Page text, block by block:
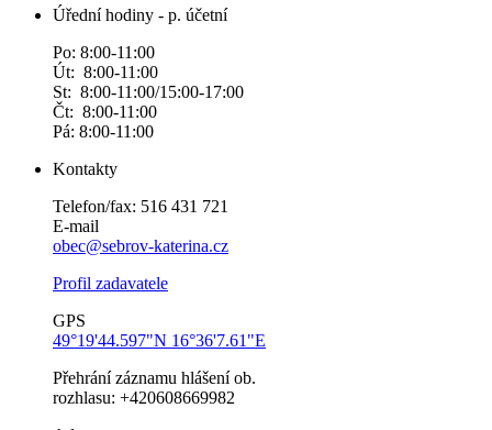
Úřední hodiny - p. účetní
Po: 8:00-11:00
Út: 8:00-11:00
St: 8:00-11:00/15:00-17:00
Čt: 8:00-11:00
Pá: 8:00-11:00
Kontakty
Telefon/fax: 516 431 721
E-mail
obec@sebrov-katerina.cz
Profil zadavatele
GPS
49°19'44.597"N 16°36'7.61"E
Přehrání záznamu hlášení ob.
rozhlasu: +420608669982